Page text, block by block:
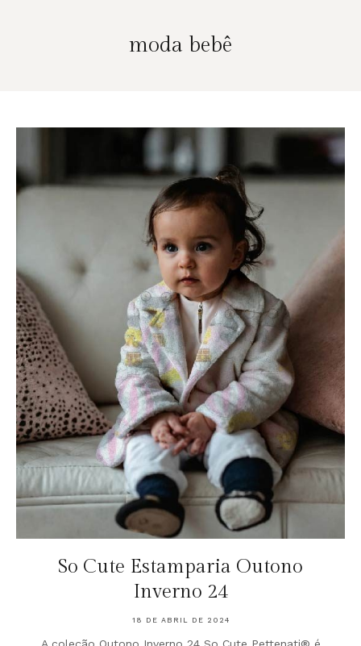
moda bebê
So Cute Estamparia Outono
Inverno 24
18 DE ABRIL DE 2024